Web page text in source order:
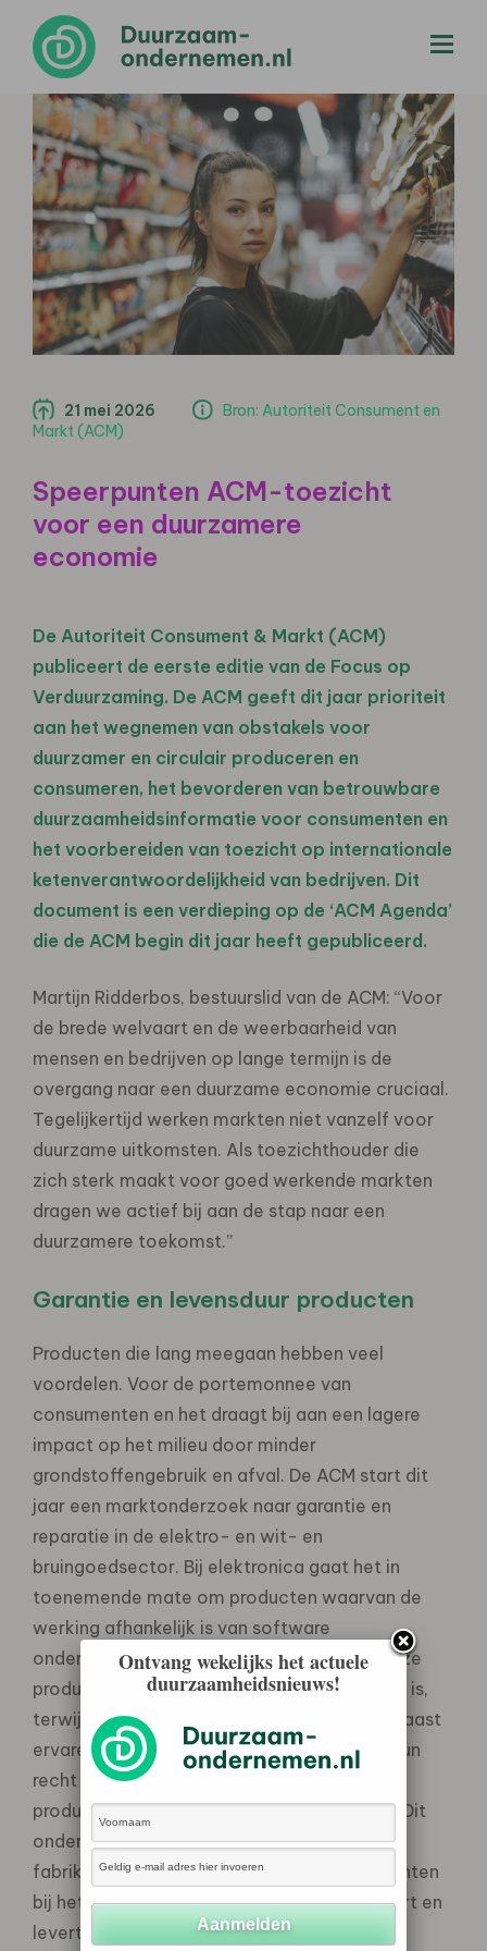
21 mei 2026
Bron: Autoriteit Consument en
Markt (ACM)
Speerpunten ACM-toezicht
voor een duurzamere
economie
De Autoriteit Consument & Markt (ACM)
publiceert de eerste editie van de Focus op
Verduurzaming. De ACM geeft dit jaar prioriteit
aan het wegnemen van obstakels voor
duurzamer en circulair produceren en
consumeren, het bevorderen van betrouwbare
duurzaamheidsinformatie voor consumenten en
het voorbereiden van toezicht op internationale
ketenverantwoordelijkheid van bedrijven. Dit
document is een verdieping op de ‘ACM Agenda’
die de ACM begin dit jaar heeft gepubliceerd.
Martijn Ridderbos, bestuurslid van de ACM: “Voor
de brede welvaart en de weerbaarheid van
mensen en bedrijven op lange termijn is de
overgang naar een duurzame economie cruciaal.
Tegelijkertijd werken markten niet vanzelf voor
duurzame uitkomsten. Als toezichthouder die
zich sterk maakt voor goed werkende markten
dragen we actief bij aan de stap naar een
duurzamere toekomst.”
Garantie en levensduur producten
Producten die lang meegaan hebben veel
voordelen. Voor de portemonnee van
consumenten en het draagt bij aan een lagere
impact op het milieu door minder
grondstoffengebruik en afval. De ACM start dit
jaar een marktonderzoek naar garantie en
reparatie in de elektro- en wit- en
bruingoedsector. Bij elektronica gaat het in
toenemende mate om producten waarvan de
werking afhankelijk is van software
ondersteuning. Consumenten vervangen deze
producten vaker omdat software verouderd is,
terwijl de hardware nog functioneert. Daarnaast
ervaren consumenten belemmeringen om hun
recht op garantie in te roepen om kapotte
producten te laten vervangen of repareren. Dit
onderzoek brengt gebruiksduur, de rol van
fabrikanten en retailers en mogelijke knelpunten
bij het inroepen van het garantierecht in kaart en
levert aanbevelingen voor bedrijven en de
Ontvang wekelijks het actuele
duurzaamheidsnieuws!